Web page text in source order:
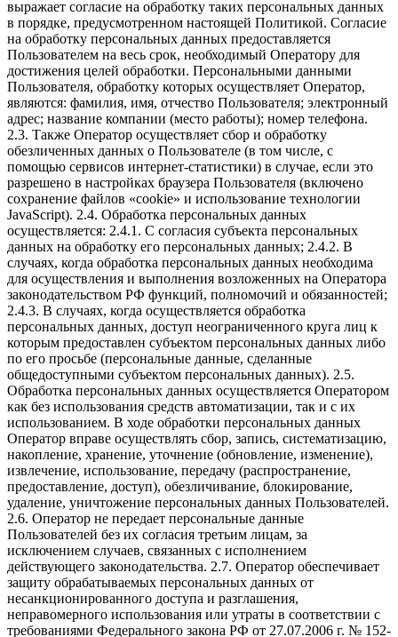
выражает согласие на обработку таких персональных данных
в порядке, предусмотренном настоящей Политикой. Согласие
на обработку персональных данных предоставляется
Пользователем на весь срок, необходимый Оператору для
достижения целей обработки. Персональными данными
Пользователя, обработку которых осуществляет Оператор,
являются: фамилия, имя, отчество Пользователя; электронный
адрес; название компании (место работы); номер телефона.
2.3. Также Оператор осуществляет сбор и обработку
обезличенных данных о Пользователе (в том числе, с
помощью сервисов интернет-статистики) в случае, если это
разрешено в настройках браузера Пользователя (включено
сохранение файлов «cookie» и использование технологии
JavaScript). 2.4. Обработка персональных данных
осуществляется: 2.4.1. С согласия субъекта персональных
данных на обработку его персональных данных; 2.4.2. В
случаях, когда обработка персональных данных необходима
для осуществления и выполнения возложенных на Оператора
законодательством РФ функций, полномочий и обязанностей;
2.4.3. В случаях, когда осуществляется обработка
персональных данных, доступ неограниченного круга лиц к
которым предоставлен субъектом персональных данных либо
по его просьбе (персональные данные, сделанные
общедоступными субъектом персональных данных). 2.5.
Обработка персональных данных осуществляется Оператором
как без использования средств автоматизации, так и с их
использованием. В ходе обработки персональных данных
Оператор вправе осуществлять сбор, запись, систематизацию,
накопление, хранение, уточнение (обновление, изменение),
извлечение, использование, передачу (распространение,
предоставление, доступ), обезличивание, блокирование,
удаление, уничтожение персональных данных Пользователей.
2.6. Оператор не передает персональные данные
Пользователей без их согласия третьим лицам, за
исключением случаев, связанных с исполнением
действующего законодательства. 2.7. Оператор обеспечивает
защиту обрабатываемых персональных данных от
несанкционированного доступа и разглашения,
неправомерного использования или утраты в соответствии с
требованиями Федерального закона РФ от 27.07.2006 г. № 152-